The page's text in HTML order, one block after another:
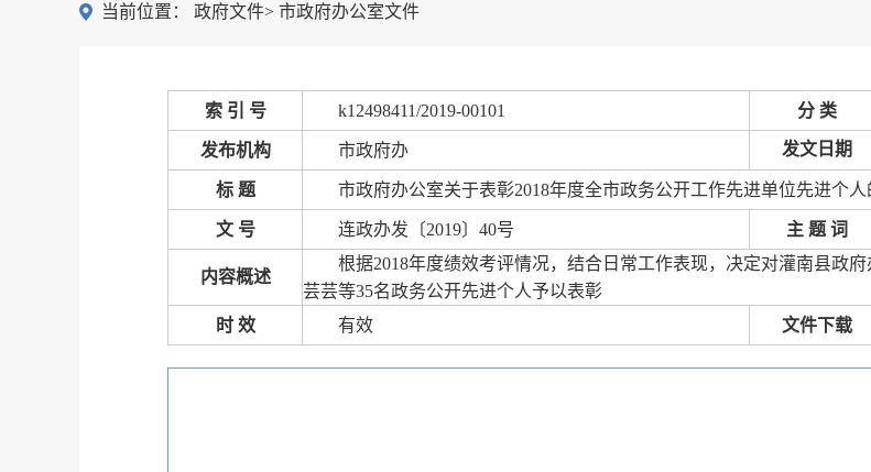
当前位置： 政府文件> 市政府办公室文件
索 引 号 k12498411/2019-00101 分 类
发布机构 市政府办 发文日期
标 题 市政府办公室关于表彰2018年度全市政务公开工作先进单位先进个人
文 号 连政办发〔2019〕40号 主 题 词
内容概述
根据2018年度绩效考评情况，结合日常工作表现，决定对灌南县政
芸芸等35名政务公开先进个人予以表彰
时 效
有效 文件下载